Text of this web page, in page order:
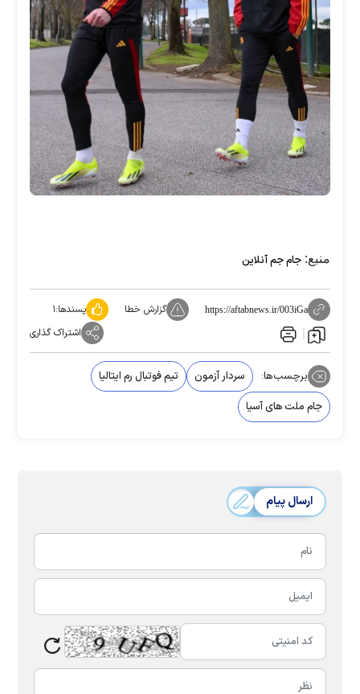
منبع: جام جم آنلاین
https://aftabnews.ir/003iGa گزارش خطا پسندها:۱
اشتراک گذاری
برچسب‌ها: سردار آزمون
تیم فوتبال رم ایتالیا
جام ملت های آسیا
ارسال پیام